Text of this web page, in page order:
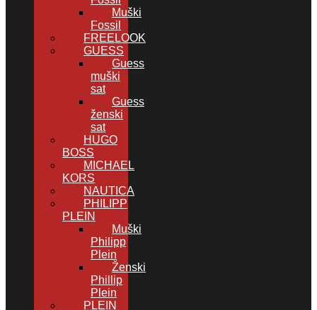
Muški
Fossil
FREELOOK
GUESS
Guess
muški
sat
Guess
ženski
sat
HUGO
BOSS
MICHAEL
KORS
NAUTICA
PHILIPP
PLEIN
Muški
Philipp
Plein
Ženski
Phillip
Plein
PLEIN